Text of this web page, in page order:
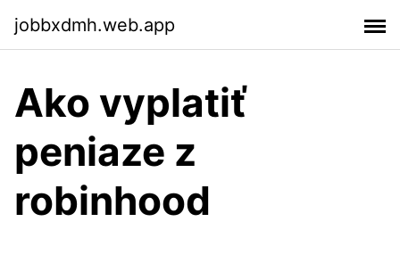
jobbxdmh.web.app
Ako vyplatiť
peniaze z
robinhood